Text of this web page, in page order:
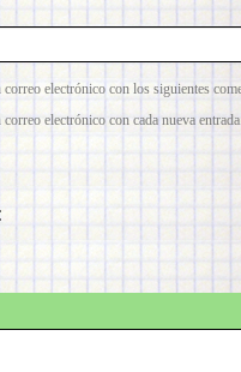
electrónico con los siguientes
electrónico con cada nueva entrada.